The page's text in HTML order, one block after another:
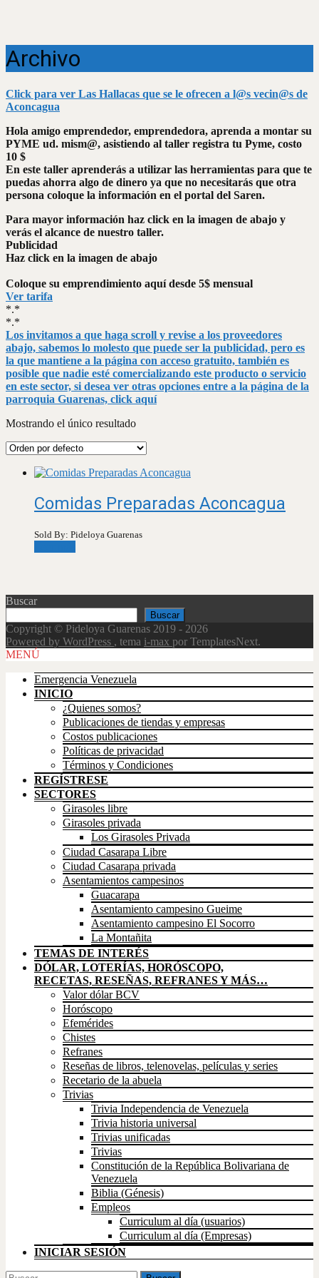
Archivo
Click para ver Las Hallacas que se le ofrecen a l@s vecin@s de
Aconcagua
Hola amigo emprendedor, emprendedora, aprenda a montar su
PYME ud. mism@, asistiendo al taller registra tu Pyme, costo
10 $
En este taller aprenderás a utilizar las herramientas para que te
puedas ahorra algo de dinero ya que no necesitarás que otra
persona coloque la información en el portal del Saren.
Para mayor información haz click en la imagen de abajo y
verás el alcance de nuestro taller.
Publicidad
Haz click en la imagen de abajo
Coloque su emprendimiento aquí desde 5$ mensual
Ver tarifa
*.*
*.*
Los invitamos a que haga scroll y revise a los proveedores
abajo, sabemos lo molesto que puede ser la publicidad, pero es
la que mantiene a la página con acceso gratuito, también es
posible que nadie esté comercializando este producto o servicio
en este sector, si desea ver otras opciones entre a la página de la
parroquia Guarenas, click aquí
Mostrando el único resultado
Comidas Preparadas Aconcagua
Sold By: Pideloya Guarenas
Buscar
Buscar
Copyright © Pideloya Guarenas 2019 - 2026
Powered by WordPress , tema i-max por TemplatesNext.
Scroll
MENÚ
Emergencia Venezuela
INICIO
¿Quienes somos?
Publicaciones de tiendas y empresas
Costos publicaciones
Políticas de privacidad
Términos y Condiciones
REGÍSTRESE
SECTORES
Girasoles libre
Girasoles privada
Los Girasoles Privada
Ciudad Casarapa Libre
Ciudad Casarapa privada
Asentamientos campesinos
Guacarapa
Asentamiento campesino Gueime
Asentamiento campesino El Socorro
La Montañita
TEMAS DE INTERÉS
DÓLAR, LOTERÍAS, HORÓSCOPO,
RECETAS, RESEÑAS, REFRANES Y MÁS…
Valor dólar BCV
Horóscopo
Efemérides
Chistes
Refranes
Reseñas de libros, telenovelas, películas y series
Recetario de la abuela
Trivias
Trivia Independencia de Venezuela
Trivia historia universal
Trivias unificadas
Trivias
Constitución de la República Bolivariana de
Venezuela
Biblia (Génesis)
Empleos
Curriculum al día (usuarios)
Curriculum al día (Empresas)
INICIAR SESIÓN